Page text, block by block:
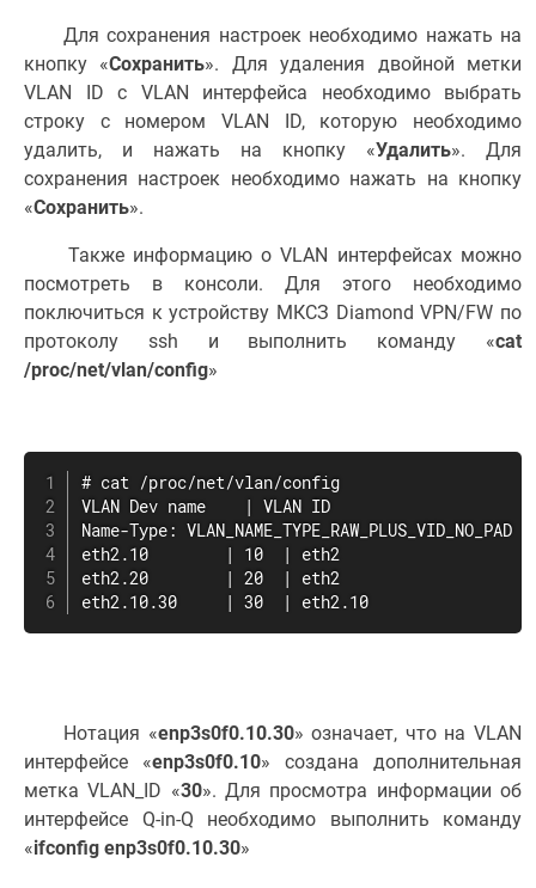
Для сохранения настроек необходимо нажать на
кнопку «Сохранить». Для удаления двойной метки
VLAN ID с VLAN интерфейса необходимо выбрать
строку с номером VLAN ID, которую необходимо
удалить, и нажать на кнопку «Удалить». Для
сохранения настроек необходимо нажать на кнопку
«Сохранить».
Также информацию о VLAN интерфейсах можно
посмотреть в консоли. Для этого необходимо
поключиться к устройству МКСЗ Diamond VPN/FW по
протоколу ssh и выполнить команду «cat
/proc/net/vlan/config»
# cat /proc/net/vlan/config
VLAN Dev name    | VLAN ID
Name-Type: VLAN_NAME_TYPE_RAW_PLUS_VID_NO_PAD
eth2.10        | 10  | eth2
eth2.20        | 20  | eth2
eth2.10.30     | 30  | eth2.10
Нотация «enp3s0f0.10.30» означает, что на VLAN
интерфейсе «enp3s0f0.10» создана дополнительная
метка VLAN_ID «30». Для просмотра информации об
интерфейсе Q-in-Q необходимо выполнить команду
«ifconfig enp3s0f0.10.30»